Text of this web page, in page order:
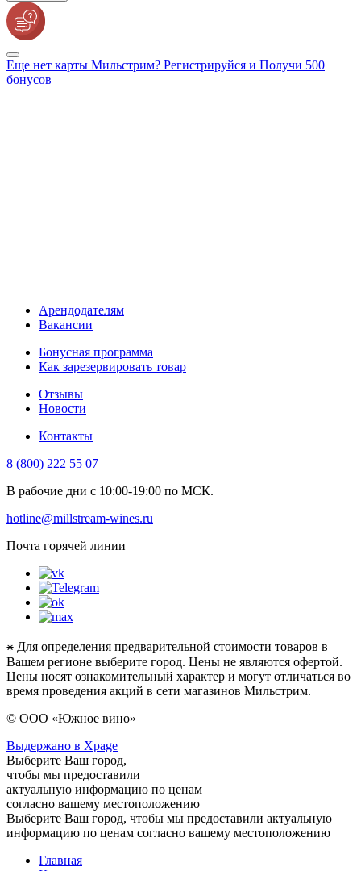
Еще нет карты Мильстрим? Регистрируйся и Получи 500
бонусов
Арендодателям
Вакансии
Бонусная программа
Как зарезервировать товар
Отзывы
Новости
Контакты
8 (800) 222 55 07
В рабочие дни с 10:00-19:00 по МСК.
hotline@millstream-wines.ru
Почта горячей линии
⁕ Для определения предварительной стоимости товаров в
Вашем регионе выберите город. Цены не являются офертой.
Цены носят ознакомительный характер и могут отличаться во
время проведения акций в сети магазинов Мильстрим.
© ООО «Южное вино»
Выдержано в Xpage
Выберите Ваш город,
чтобы мы предоставили
актуальную информацию по ценам
согласно вашему местоположению
Выберите Ваш город, чтобы мы предоставили актуальную
информацию по ценам согласно вашему местоположению
Главная